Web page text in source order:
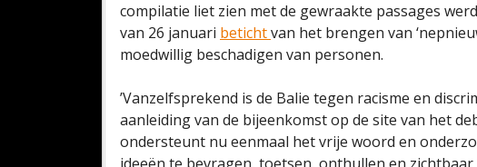
compilatie liet zien met de gewraakte passages
van 26 januari betichtvan het brengen van
moedwillig beschadigen van personen.
’Vanzelfsprekend is de Balie tegen racisme en
aanleiding van de bijeenkomst op de site van het
ondersteunt nu eenmaal het vrije woord en